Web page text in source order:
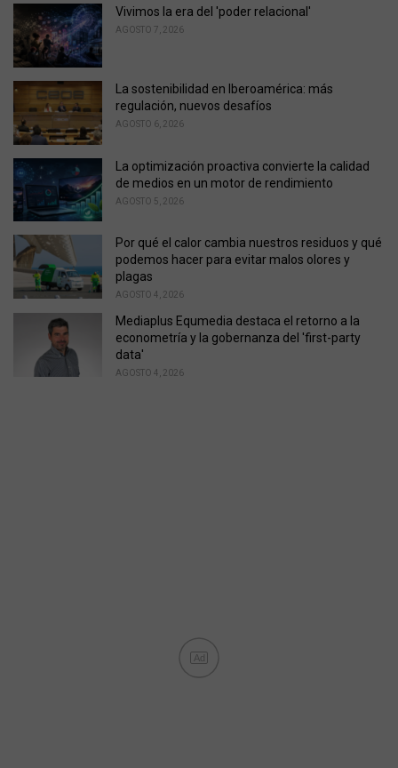
i
e
s
:
Vivimos la era del 'poder relacional'
AGOSTO 7, 2026
La sostenibilidad en Iberoamérica: más
regulación, nuevos desafíos
AGOSTO 6, 2026
La optimización proactiva convierte la calidad
de medios en un motor de rendimiento
AGOSTO 5, 2026
Por qué el calor cambia nuestros residuos y qué
podemos hacer para evitar malos olores y
plagas
AGOSTO 4, 2026
Mediaplus Equmedia destaca el retorno a la
econometría y la gobernanza del 'first-party
data'
AGOSTO 4, 2026
Ad